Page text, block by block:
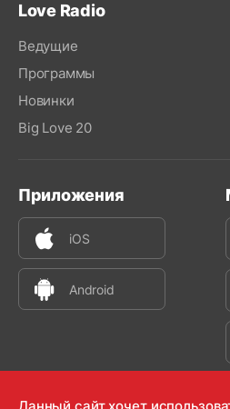
Love Radio
Ведущие
Программы
Новинки
Big Love 20
Приложения
iOS
Android